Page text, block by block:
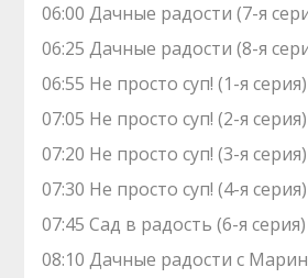
06:00 Дачные радости (7-я
06:25 Дачные радости (8-я
06:55 Не просто суп! (1-я серия)
07:05 Не просто суп! (2-я серия)
07:20 Не просто суп! (3-я серия)
07:30 Не просто суп! (4-я серия)
07:45 Сад в радость (6-я серия)
08:10 Дачные радости с